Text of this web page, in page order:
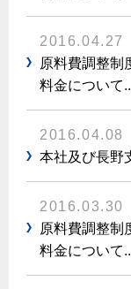
各種手続き
お引越しのときに
ガス使用開始の
ガス使用停止の
インターネット
2016.04.27
原料費調整制
料金について
2016.04.08
本社及び長野
2016.03.30
原料費調整制
料金について